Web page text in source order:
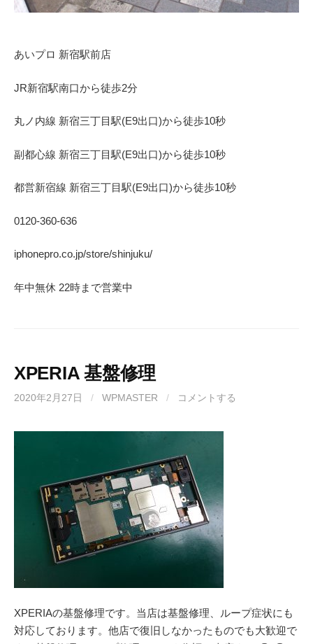
あいプロ 新宿駅前店
JR新宿駅南口から徒歩2分
丸ノ内線 新宿三丁目駅(E9出口)から徒歩10秒
副都心線 新宿三丁目駅(E9出口)から徒歩10秒
都営新宿線 新宿三丁目駅(E9出口)から徒歩10秒
0120-360-636
iphonepro.co.jp/store/shinjuku/
年中無休 22時まで営業中
XPERIA 基盤修理
2020年2月27日 / WPMASTER / コメントする
XPERIAの基盤修理です。当店は基盤修理、ループ症状にも
対応しております。他店で復旧しなかったものでも大歓迎で